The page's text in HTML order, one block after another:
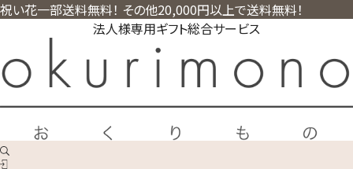
祝い花一部送料無料！ その他20,000円以上で送料無料！
法人様専用ギフト総合サービス